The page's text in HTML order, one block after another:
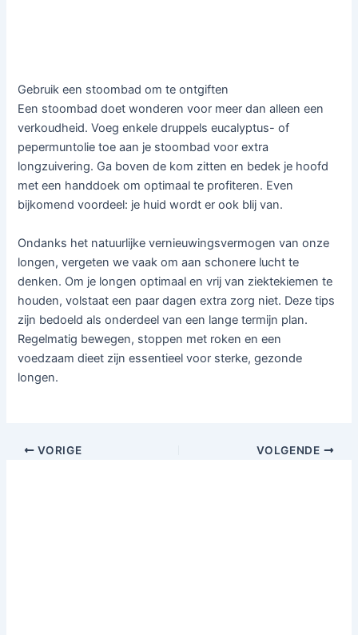
Gebruik een stoombad om te ontgiften
Een stoombad doet wonderen voor meer dan alleen een
verkoudheid. Voeg enkele druppels eucalyptus- of
pepermuntolie toe aan je stoombad voor extra
longzuivering. Ga boven de kom zitten en bedek je hoofd
met een handdoek om optimaal te profiteren. Even
bijkomend voordeel: je huid wordt er ook blij van.
Ondanks het natuurlijke vernieuwingsvermogen van onze
longen, vergeten we vaak om aan schonere lucht te
denken. Om je longen optimaal en vrij van ziektekiemen te
houden, volstaat een paar dagen extra zorg niet. Deze tips
zijn bedoeld als onderdeel van een lange termijn plan.
Regelmatig bewegen, stoppen met roken en een
voedzaam dieet zijn essentieel voor sterke, gezonde
longen.
VORIGE VOLGENDE